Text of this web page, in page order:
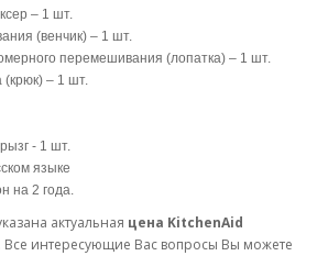
– 1 шт.
(венчик) – 1 шт.
перемешивания (лопатка) – 1 шт.
(крюк) – 1 шт.
- 1 шт.
языке
на 2 года.
актуальная цена KitchenAid
. Все интересующие Вас вопросы Вы можете